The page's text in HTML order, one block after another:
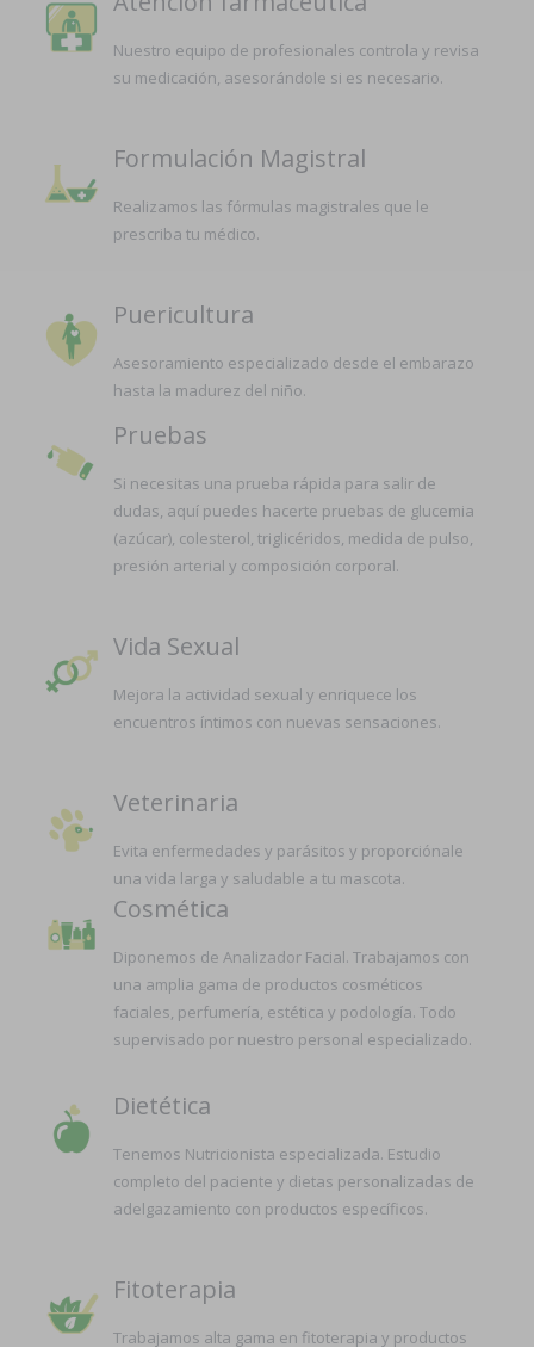
Nuestro equipo de profesionales controla y revisa
su medicación, asesorándole si es necesario.
Formulación Magistral
Realizamos las fórmulas magistrales que le
prescriba tu médico.
Puericultura
Asesoramiento especializado desde el embarazo
hasta la madurez del niño.
Pruebas
Si necesitas una prueba rápida para salir de
dudas, aquí puedes hacerte pruebas de glucemia
(azúcar), colesterol, triglicéridos, medida de pulso,
presión arterial y composición corporal.
Vida Sexual
Mejora la actividad sexual y enriquece los
encuentros íntimos con nuevas sensaciones.
Veterinaria
Evita enfermedades y parásitos y proporciónale
una vida larga y saludable a tu mascota.
Cosmética
Diponemos de Analizador Facial. Trabajamos con
una amplia gama de productos cosméticos
faciales, perfumería, estética y podología. Todo
supervisado por nuestro personal especializado.
Dietética
Tenemos Nutricionista especializada. Estudio
completo del paciente y dietas personalizadas de
adelgazamiento con productos específicos.
Fitoterapia
Trabajamos alta gama en fitoterapia y productos